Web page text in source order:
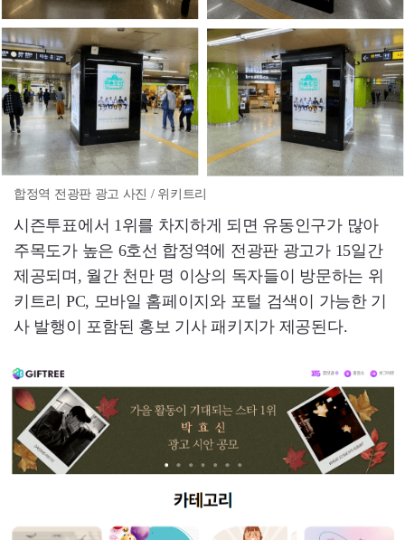
합정역 전광판 광고 사진 / 위키트리
시즌투표에서 1위를 차지하게 되면 유동인구가 많아
주목도가 높은 6호선 합정역에 전광판 광고가 15일간
제공되며, 월간 천만 명 이상의 독자들이 방문하는 위
키트리 PC, 모바일 홈페이지와 포털 검색이 가능한 기
사 발행이 포함된 홍보 기사 패키지가 제공된다.